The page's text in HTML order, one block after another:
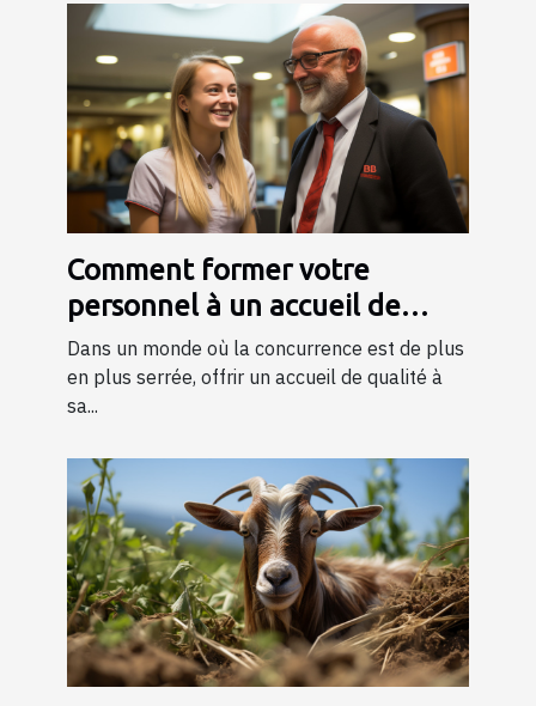
Comment former votre
personnel à un accueil de
qualité ?
Dans un monde où la concurrence est de plus
en plus serrée, offrir un accueil de qualité à
sa...